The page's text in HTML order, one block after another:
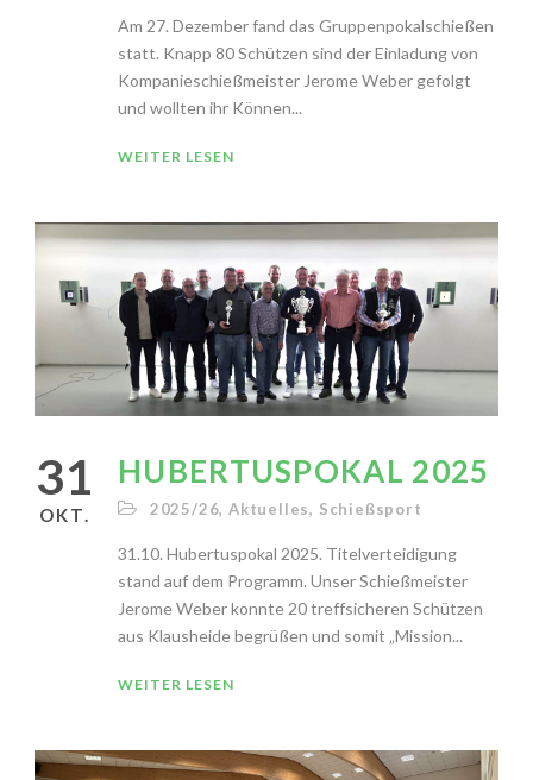
Am 27. Dezember fand das Gruppenpokalschießen
statt. Knapp 80 Schützen sind der Einladung von
Kompanieschießmeister Jerome Weber gefolgt
und wollten ihr Können...
WEITER LESEN
31
OKT.
HUBERTUSPOKAL 2025
2025/26, Aktuelles, Schießsport
31.10. Hubertuspokal 2025. Titelverteidigung
stand auf dem Programm. Unser Schießmeister
Jerome Weber konnte 20 treffsicheren Schützen
aus Klausheide begrüßen und somit „Mission...
WEITER LESEN